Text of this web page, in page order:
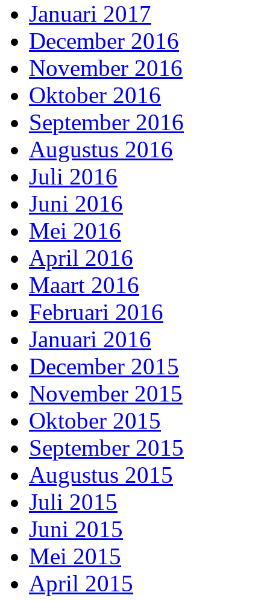
Januari 2017
December 2016
November 2016
Oktober 2016
September 2016
Augustus 2016
Juli 2016
Juni 2016
Mei 2016
April 2016
Maart 2016
Februari 2016
Januari 2016
December 2015
November 2015
Oktober 2015
September 2015
Augustus 2015
Juli 2015
Juni 2015
Mei 2015
April 2015